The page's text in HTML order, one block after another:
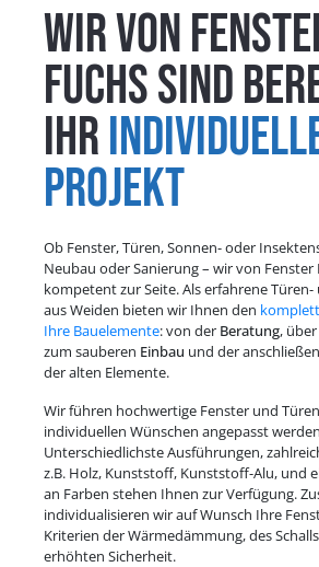
Wir von
Fuchssind
Ihr
Projekt
Ob Fenster, Türen, Sonnen- oder
Neubau oder Sanierung – wir von Fenster
kompetent zur Seite. Als erfahrene
aus Weiden bieten wir Ihnen den
Ihre Bauelemente: von der Beratung,
zum sauberen Einbau und der
der alten Elemente.
Wir führen hochwertige Fenster und
individuellen Wünschen angepasst
Unterschiedlichste Ausführungen,
z.B. Holz, Kunststoff, Kunststoff-Alu, und
an Farben stehen Ihnen zur Verfügung.
individualisieren wir auf Wunsch Ihre
Kriterien der Wärmedämmung, des
erhöhten Sicherheit.